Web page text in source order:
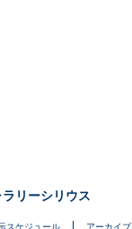
リーシリウス
スケジュール アーカイブ